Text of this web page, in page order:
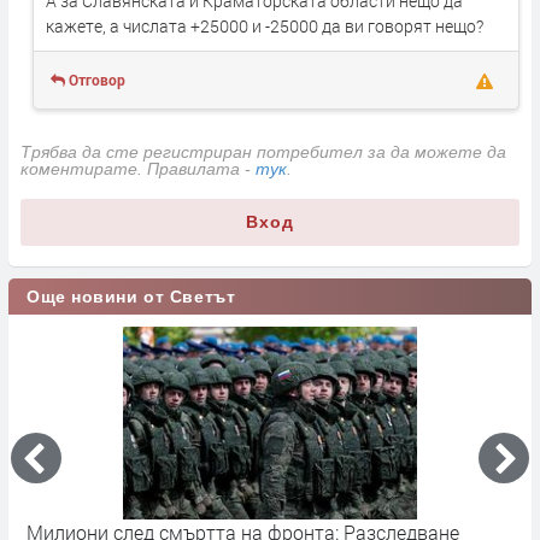
кажете, а числата +25000 и -25000 да ви говорят нещо?
Отговор
Трябва да сте регистриран потребител за да можете да
коментирате. Правилата - тук.
Вход
Още новини от Светът
Милиони след смъртта на фронта: Разследване